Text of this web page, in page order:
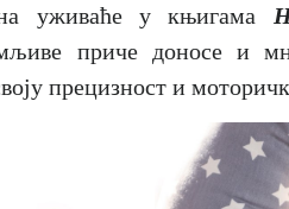
уживаће у књигама
приче доносе и
прецизност и